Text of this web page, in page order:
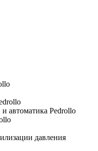
автоматика Pedrollo
давления